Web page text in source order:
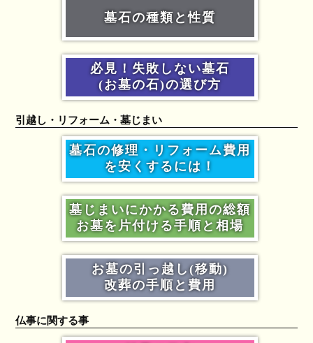
墓石の種類と性質
必見！失敗しない墓石
(お墓の石)の選び方
引越し・リフォーム・墓じまい
墓石の修理・リフォーム費用
を安くするには！
墓じまいにかかる費用の総額
お墓を片付ける手順と相場
お墓の引っ越し(移動)
改葬の手順と費用
仏事に関する事